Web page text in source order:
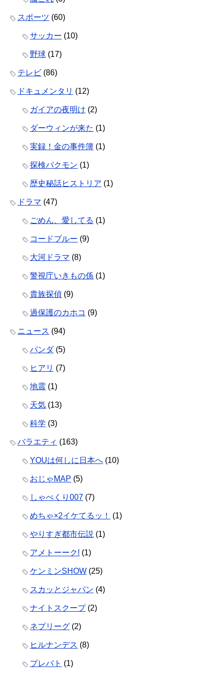
スポーツ (60)
サッカー (10)
野球 (17)
テレビ (86)
ドキュメンタリ (12)
ガイアの夜明け (2)
ダーウィンが来た (1)
実録！金の事件簿 (1)
探検バクモン (1)
歴史秘話ヒストリア (1)
ドラマ (47)
ごめん、愛してる (1)
コードブルー (9)
大河ドラマ (8)
警視庁いきもの係 (1)
貴族探偵 (9)
過保護のカホコ (9)
ニュース (94)
パンダ(5)
ヒアリ (7)
地震 (1)
天気 (13)
科学 (3)
バラエティ (163)
YOUは何しに日本へ (10)
おじゃMAP (5)
しゃべくり007 (7)
めちゃ×2イケてるッ！ (1)
やりすぎ都市伝説 (1)
アメトーーク! (1)
ケンミンSHOW (25)
スカッとジャパン (4)
ナイトスクープ(2)
ネプリーグ (2)
ヒルナンデス (8)
プレバト (1)